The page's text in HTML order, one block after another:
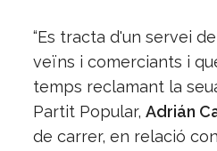
“Es tracta d'un servei
veïns i comerciants i
temps reclamant la
Partit Popular, Adrián
de carrer, en relació